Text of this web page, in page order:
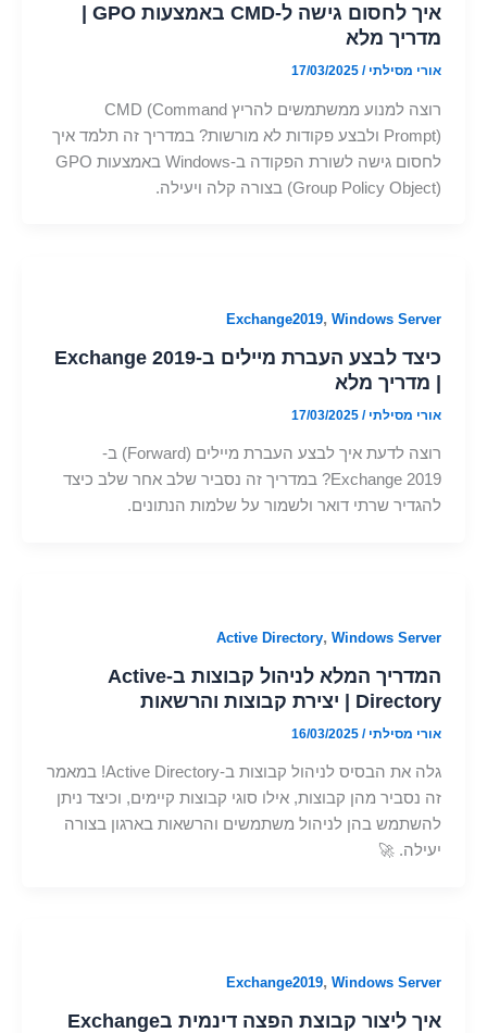
איך לחסום גישה ל-CMD באמצעות GPO |
מדריך מלא
אורי מסילתי/
17/03/2025
רוצה למנוע ממשתמשים להריץ CMD (Command
Prompt) ולבצע פקודות לא מורשות? במדריך זה תלמד איך
לחסום גישה לשורת הפקודה ב-Windows באמצעות GPO
(Group Policy Object) בצורה קלה ויעילה.
Exchange2019,Windows Server
כיצד לבצע העברת מיילים ב-Exchange 2019
| מדריך מלא
אורי מסילתי/
17/03/2025
רוצה לדעת איך לבצע העברת מיילים (Forward) ב-
Exchange 2019? במדריך זה נסביר שלב אחר שלב כיצד
להגדיר שרתי דואר ולשמור על שלמות הנתונים.
Active Directory,Windows Server
המדריך המלא לניהול קבוצות ב-Active
Directory | יצירת קבוצות והרשאות
אורי מסילתי/
16/03/2025
גלה את הבסיס לניהול קבוצות ב-Active Directory! במאמר
זה נסביר מהן קבוצות, אילו סוגי קבוצות קיימים, וכיצד ניתן
להשתמש בהן לניהול משתמשים והרשאות בארגון בצורה
יעילה. 🚀
Exchange2019,Windows Server
איך ליצור קבוצת הפצה דינמית בExchange